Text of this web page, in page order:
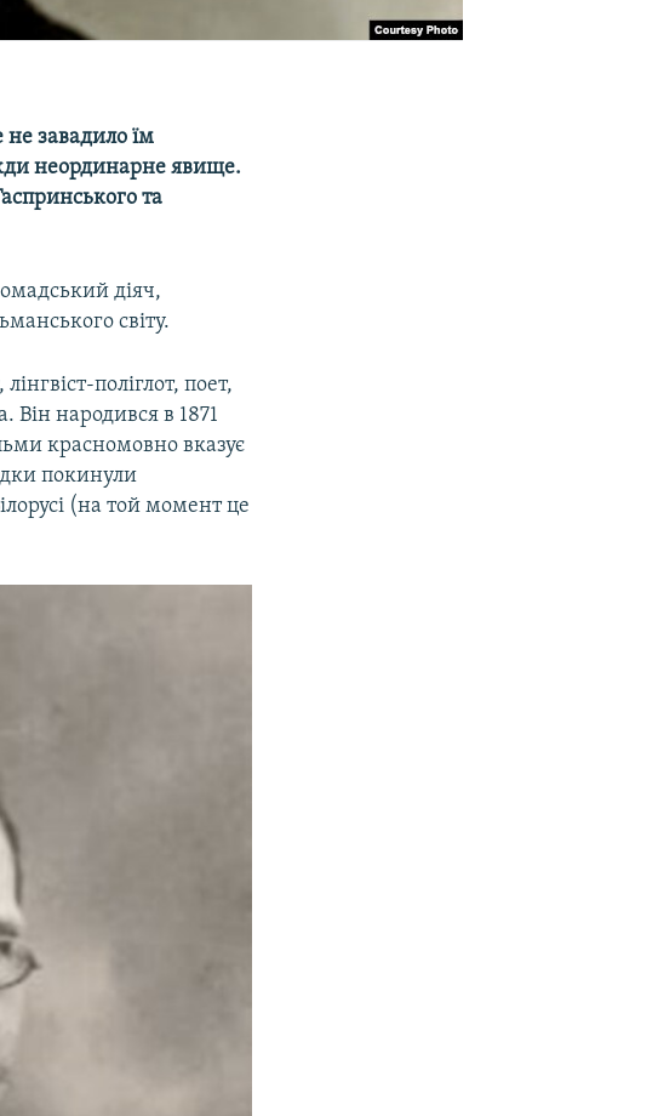
не завадило їм
неординарне явище.
та
діяч,
світу.
лінгвіст-поліглот, поет,
Він народився в 1871
красномовно вказує
покинули
(на той момент це